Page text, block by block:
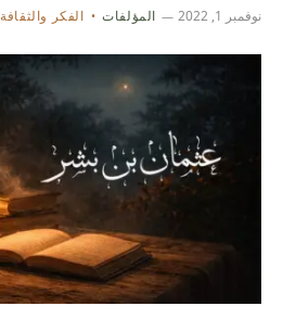
نوفمبر 1, 2022 المؤلفات الفكر والثقافة